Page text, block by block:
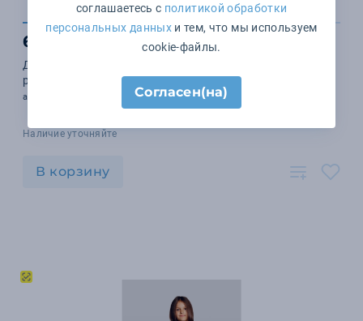
6 666 ₽
Дождевик классический RainCoat Premium на заказ,
разноцветный, M/L
арт. 18512.01
Наличие уточняйте
В корзину
соглашаетесь с политикой обработки
персональных данныхи тем, что мы используем
cookie-файлы.
Согласен(на)